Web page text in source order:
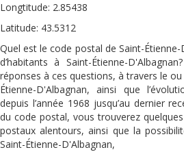
Longtitude: 2.85438
Latitude: 43.5312
Quel est le code postal de Saint-Étienne-
d’habitants à Saint-Étienne-
réponses à ces questions, à travers le
Étienne-D'Albagnan, ainsi que
depuis l’année 1968 jusqu’au dernier
du code postal, vous trouverez
postaux alentours, ainsi que la
Saint-Étienne-D'Albagnan,